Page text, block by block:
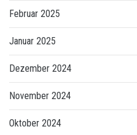
Februar 2025
Januar 2025
Dezember 2024
November 2024
Oktober 2024